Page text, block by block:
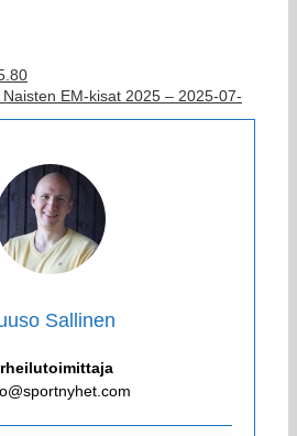
EM-kisat 2025 – 2025-07-
Sallinen